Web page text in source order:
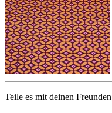
Teile es mit deinen Freunden